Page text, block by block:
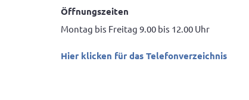
Öffnungszeiten
Montag bis Freitag 9.00 bis 12.00 Uhr
Hier klicken für das Telefonverzeichnis